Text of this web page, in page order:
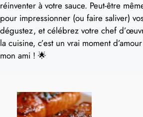
réinventer à votre sauce. Peut-être
pour impressionner (ou faire saliver)
dégustez, et célébrez votre chef
la cuisine, c’est un vrai moment
mon ami ! 🌟